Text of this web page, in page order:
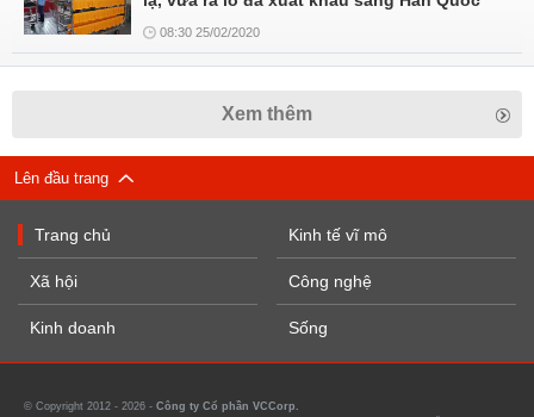
08:30 25/02/2020
Xem thêm
Lên đầu trang
Trang chủ
Xã hội
Kinh doanh
Kinh tế vĩ mô
Công nghệ
Sống
© Copyright 2012 - 2026 - Công ty Cổ phần VCCorp.